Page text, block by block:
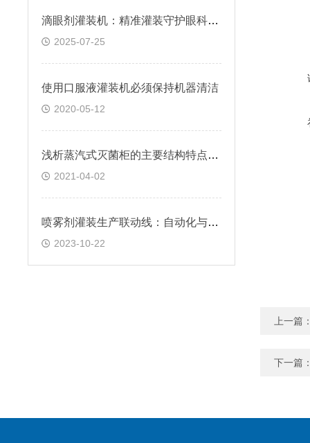
上一篇
下一篇
滴眼剂灌装机：精准灌装守护眼科用药安全
2025-07-25
使用口服液灌装机必须保持机器清洁
2020-05-12
浅析蒸汽式灭菌柜的主要结构特点是是什么？
2021-04-02
喷雾剂灌装生产联动线：自动化与质量控制的重要性
2023-10-22